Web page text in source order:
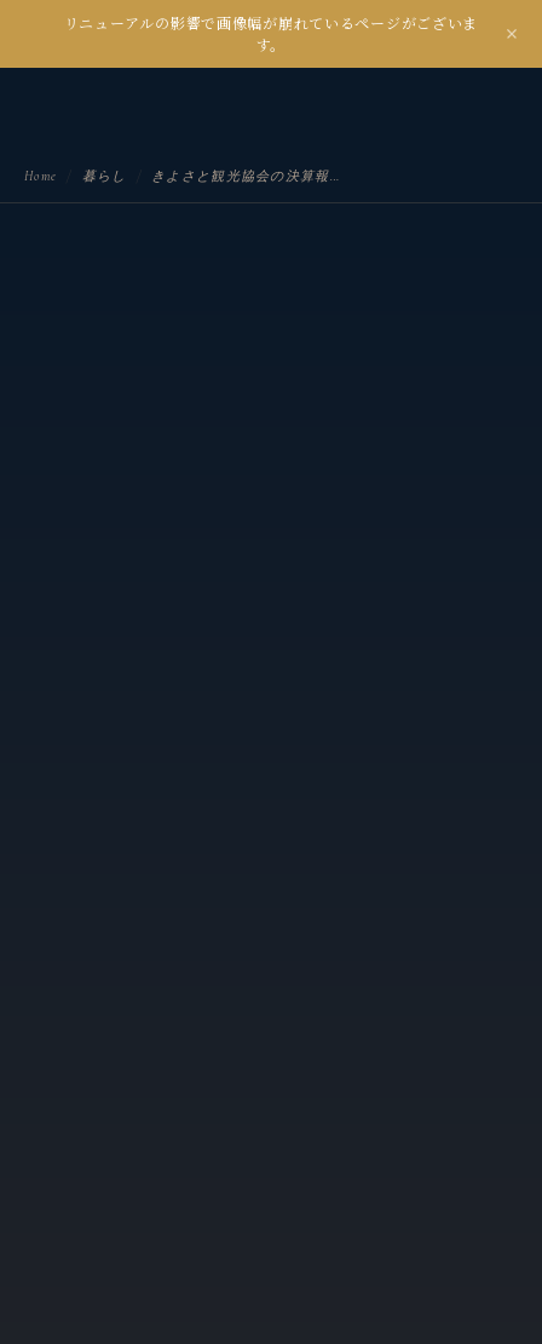
リニューアルの影響で画像幅が崩れているページがございま
す。
kanseian
Home 暮らし きよさと観光協会の決算報告会議へ初参加